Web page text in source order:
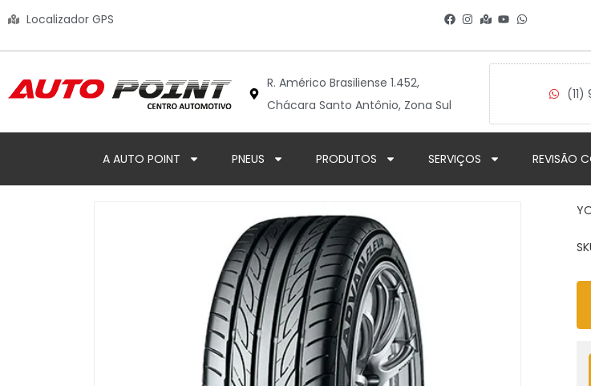
Localizador GPS
R. Américo Brasiliense 1.452,
Chácara Santo Antônio, Zona Sul
A AUTO POINT PNEUS PRODUTOS SERVIÇOS REVISÃO